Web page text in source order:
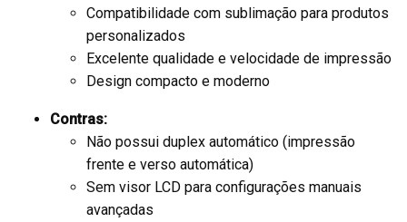
Compatibilidade com sublimação para produtos
personalizados
Excelente qualidade e velocidade de impressão
Design compacto e moderno
Contras:
Não possui duplex automático (impressão
frente e verso automática)
Sem visor LCD para configurações manuais
avançadas